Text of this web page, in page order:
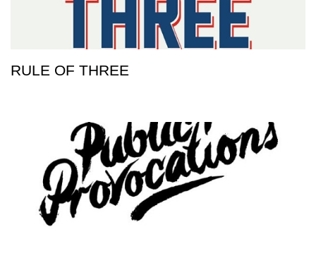
RULE OF THREE